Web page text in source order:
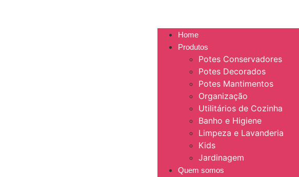
Home
Produtos
Potes Conservadores
Potes Decorados
Potes Mantimentos
Organização
Utilitários de Cozinha
Banho e Higiene
Limpeza e Lavanderia
Kids
Jardinagem
Quem somos